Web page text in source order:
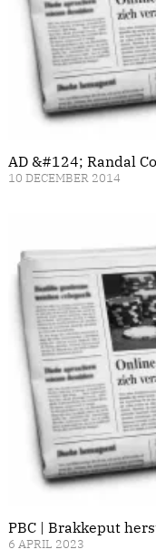
AD &#124; Randal
10 DECEMBER 2014
PBC | Brakkeput
6 APRIL 2023